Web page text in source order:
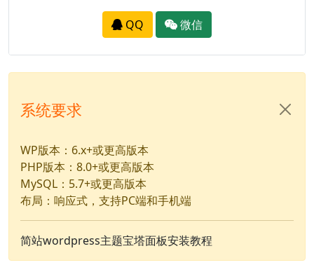
QQ 微信
系统要求
WP版本：6.x+或更高版本
PHP版本：8.0+或更高版本
MySQL：5.7+或更高版本
布局：响应式，支持PC端和手机端
简站wordpress主题宝塔面板安装教程